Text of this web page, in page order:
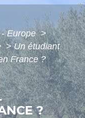
- Europe>
> Un étudiant
France ?
?